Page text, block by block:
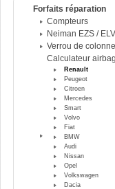
Forfaits réparation
Compteurs
Neiman EZS / ELV
Verrou de colonne
Calculateur airbag
Renault
Peugeot
Citroen
Mercedes
Smart
Volvo
Fiat
BMW
Audi
Nissan
Opel
Volkswagen
Dacia